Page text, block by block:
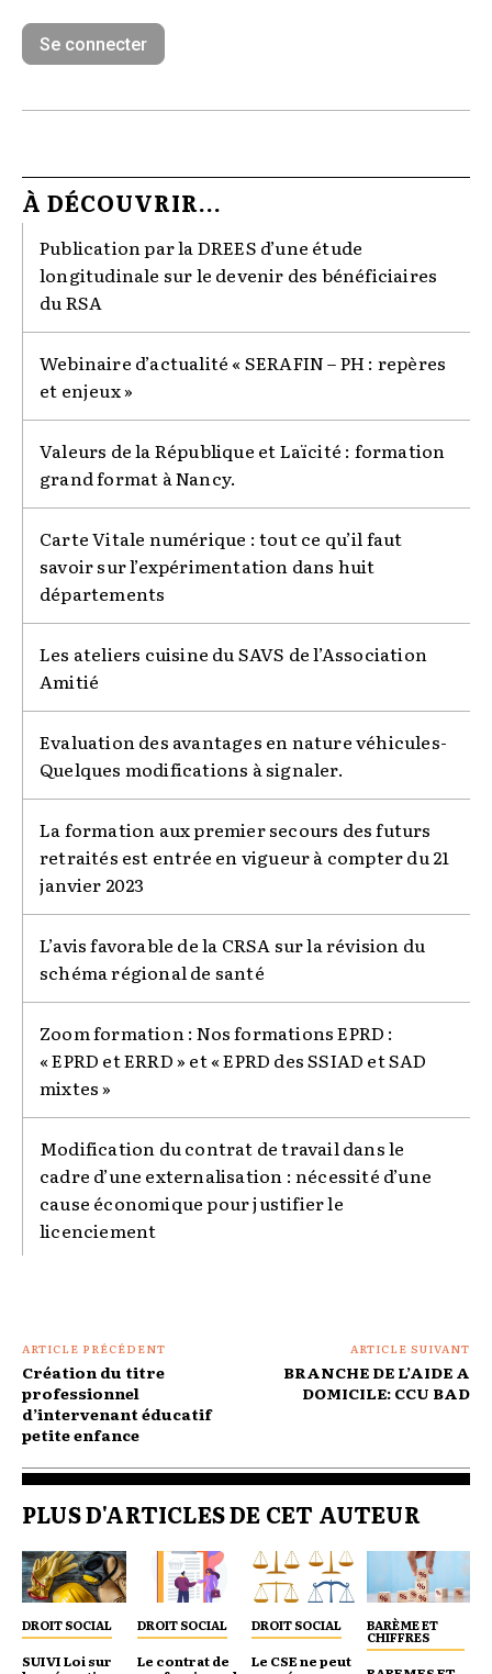
À DÉCOUVRIR...
Publication par la DREES d’une étude
longitudinale sur le devenir des bénéficiaires
du RSA
Webinaire d’actualité « SERAFIN – PH : repères
et enjeux »
Valeurs de la République et Laïcité : formation
grand format à Nancy.
Carte Vitale numérique : tout ce qu’il faut
savoir sur l’expérimentation dans huit
départements
Les ateliers cuisine du SAVS de l’Association
Amitié
Evaluation des avantages en nature véhicules-
Quelques modifications à signaler.
La formation aux premier secours des futurs
retraités est entrée en vigueur à compter du 21
janvier 2023
L’avis favorable de la CRSA sur la révision du
schéma régional de santé
Zoom formation : Nos formations EPRD :
« EPRD et ERRD » et « EPRD des SSIAD et SAD
mixtes »
Modification du contrat de travail dans le
cadre d’une externalisation : nécessité d’une
cause économique pour justifier le
licenciement
ARTICLE PRÉCÉDENT
Création du titre
professionnel
d’intervenant éducatif
petite enfance
ARTICLE SUIVANT
BRANCHE DE L’AIDE A
DOMICILE: CCU BAD
PLUS D'ARTICLES DE CET AUTEUR
DROIT SOCIAL
SUIVI Loi sur
DROIT SOCIAL
Le contrat de
DROIT SOCIAL
Le CSE ne peut
BARÈME ET
CHIFFRES